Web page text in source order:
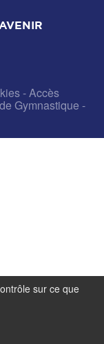
-Accès
Gymnastique -
sur ce que